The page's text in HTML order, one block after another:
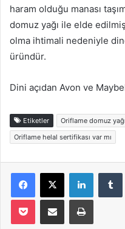
haram olduğu manası
domuz yağı ile elde
olma ihtimali nedeniyle
üründür.
Dini açıdan Avon ve
Etiketler Oriflame domuz
Oriflame helal sertifikası var mı
Facebook
X LinkedIn
Pocket E-Posta ile paylaş Yazdır